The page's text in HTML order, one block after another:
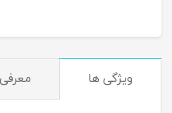
ویژگی ها